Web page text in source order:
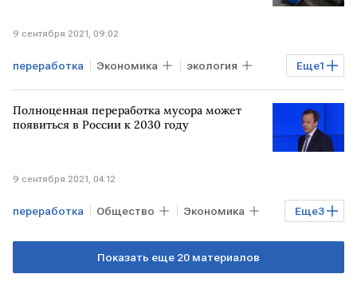
9 сентября 2021, 09:02
Еще1
переработка Экономика экология
мусор
Полноценная переработка мусора может
появиться в России к 2030 году
9 сентября 2021, 04:12
Еще3
переработка Общество Экономика
экология Сколково
Показать еще 20 материалов